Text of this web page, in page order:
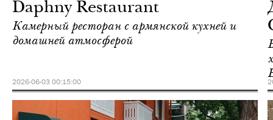
Daphny Restaurant
Камерный ресторан с армянской кухней и
домашней атмосферой
2026-06-03 00:15:00